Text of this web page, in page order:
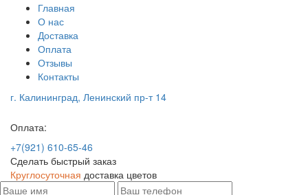
Главная
О нас
Доставка
Оплата
Отзывы
Контакты
г. Калининград, Ленинский пр-т 14
Оплата:
+7(921) 610-65-46
Сделать быстрый заказ
Круглосуточная доставка цветов